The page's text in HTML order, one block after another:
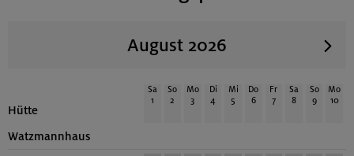
August 2026
Hütte
Sa
1
So
2
Mo
3
Di
4
Mi
5
Do
6
Fr
7
Sa
8
So
9
Mo
10
Watzmannhaus